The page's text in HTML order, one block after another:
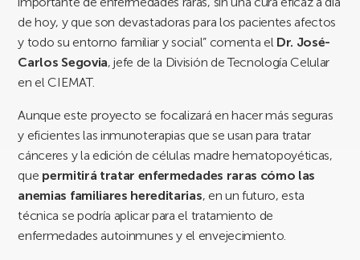
de hoy, y que son devastadoras para los pacientes afectos
y todo su entorno familiar y social” comenta el Dr. José-
Carlos Segovia, jefe de la División de Tecnología Celular
en el CIEMAT.
Aunque este proyecto se focalizará en hacer más seguras
y eficientes las inmunoterapias que se usan para tratar
cánceres y la edición de células madre hematopoyéticas,
que permitirá tratar enfermedades raras cómo las
anemias familiares hereditarias, en un futuro, esta
técnica se podría aplicar para el tratamiento de
enfermedades autoinmunes y el envejecimiento.